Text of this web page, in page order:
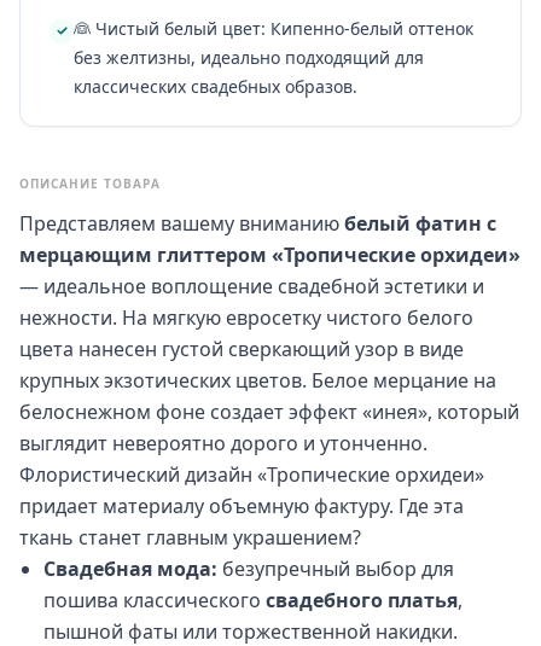
👰 Чистый белый цвет: Кипенно-белый оттенок
без желтизны, идеально подходящий для
классических свадебных образов.
ОПИСАНИЕ ТОВАРА
Представляем вашему вниманиюбелый фатин с
мерцающим глиттером «Тропические орхидеи»
— идеальное воплощение свадебной эстетики и
нежности. На мягкую евросетку чистого белого
цвета нанесен густой сверкающий узор в виде
крупных экзотических цветов. Белое мерцание на
белоснежном фоне создает эффект «инея», который
выглядит невероятно дорого и утонченно.
Флористический дизайн «Тропические орхидеи»
придает материалу объемную фактуру. Где эта
ткань станет главным украшением?
Свадебная мода: безупречный выбор для
пошива классического свадебного платья,
пышной фаты или торжественной накидки.